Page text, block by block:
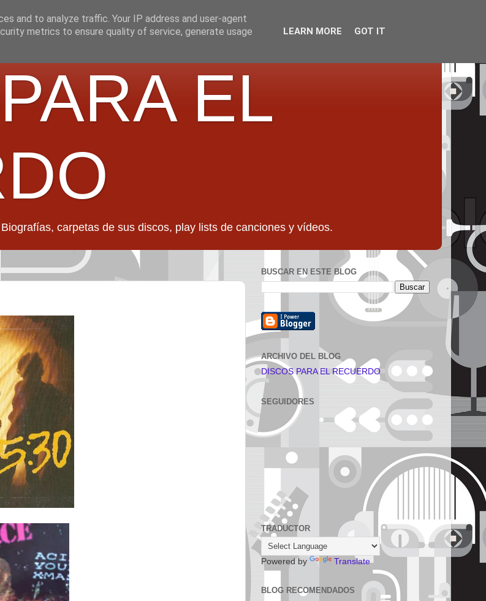
EL
carpetas de sus discos, play lists de canciones y vídeos.
BUSCAR EN ESTE BLOG
ARCHIVO DEL BLOG
DISCOS PARA EL RECUERDO
SEGUIDORES
TRADUCTOR
Powered by Translate
BLOG RECOMENDADOS
and to analyze traffic. Your IP address and user-agent
metrics to ensure quality of service, generate usage
LEARN MORE GOT IT